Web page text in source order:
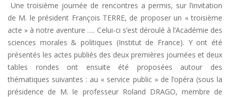
Une troisième journée de rencontres a permis, sur l’invitation
de M. le président François TERRE, de proposer un « troisième
acte » à notre aventure …. Celui-ci s’est déroulé à l’Académie des
sciences morales & politiques (Institut de France). Y ont été
présentés les actes publiés des deux premières journées et deux
tables rondes ont ensuite été proposées autour des
thématiques suivantes : au « service public » de l’opéra (sous la
présidence de M. le professeur Roland DRAGO, membre de